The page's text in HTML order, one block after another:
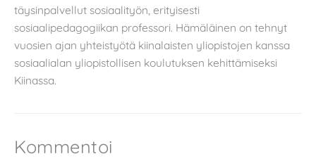
täysinpalvellut sosiaalityön, erityisesti
sosiaalipedagogiikan professori. Hämäläinen on tehnyt
vuosien ajan yhteistyötä kiinalaisten yliopistojen kanssa
sosiaalialan yliopistollisen koulutuksen kehittämiseksi
Kiinassa.
Kommentoi